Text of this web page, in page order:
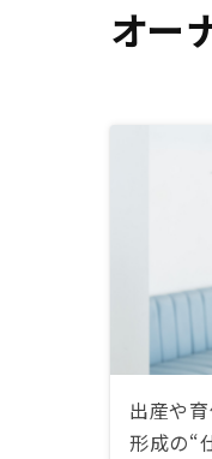
オー
出産や
形成の“